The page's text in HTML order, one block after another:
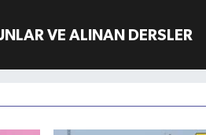
VE ALINAN DERSLER